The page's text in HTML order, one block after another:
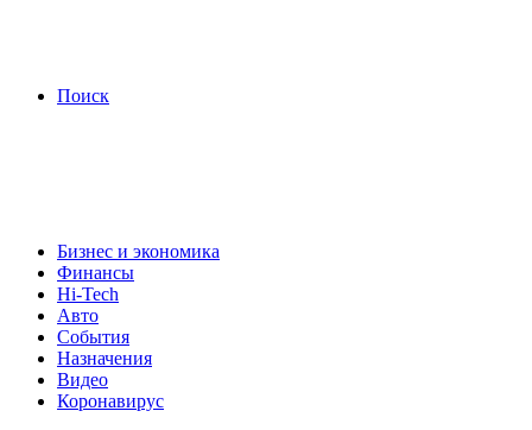
Поиск
Бизнес и экономика
Финансы
Hi-Tech
Авто
События
Назначения
Видео
Коронавирус